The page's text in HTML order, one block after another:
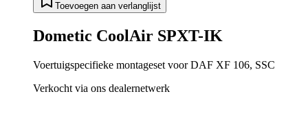
Toevoegen aan verlanglijst
Dometic CoolAir SPXT-IK
Voertuigspecifieke montageset voor DAF XF 106, SSC
Verkocht via ons dealernetwerk